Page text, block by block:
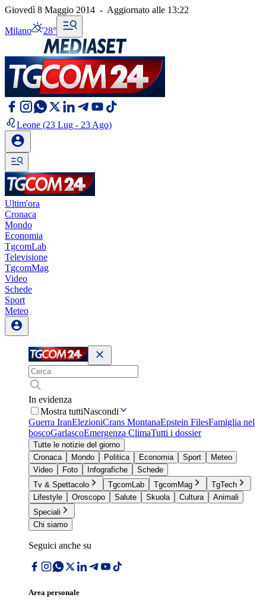
Giovedì 8 Maggio 2014 - Aggiornato alle 13:22
Milano 28°
Leone (23 Lug - 23 Ago)
Ultim'ora
Cronaca
Mondo
Economia
TgcomLab
Televisione
TgcomMag
Video
Schede
Sport
Meteo
In evidenza
Mostra tuttiNascondi
Guerra IranElezioniCrans MontanaEpstein FilesFamiglia nel
boscoGarlascoEmergenza ClimaTutti i dossier
Tutte le notizie del giorno
Cronaca
Mondo Politica Economia Sport
Meteo
Video
Foto Infografiche
Schede
Tv & Spettacolo
TgcomLab TgcomMag
TgTech
Lifestyle
Oroscopo Salute Skuola Cultura
Animali
Speciali
Chi siamo
Seguici anche su
Area personale